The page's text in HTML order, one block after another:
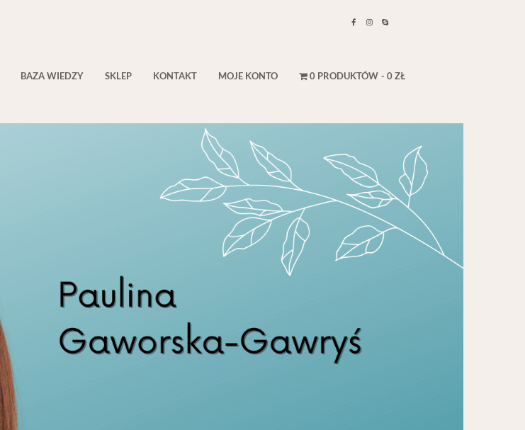
BAZA WIEDZY SKLEP KONTAKT MOJE KONTO 0 PRODUKTÓW 0 ZŁ